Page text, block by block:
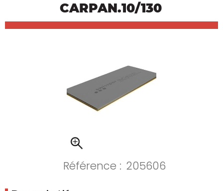
CARPAN.10/130
Référence : 205606